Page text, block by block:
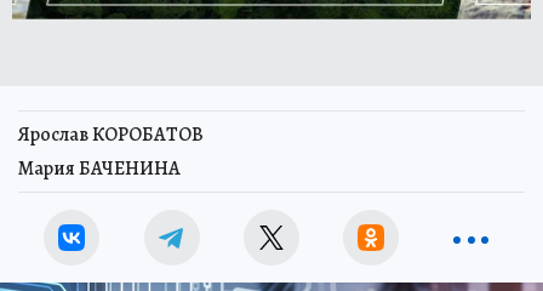
Ярослав КОРОБАТОВ
Мария БАЧЕНИНА